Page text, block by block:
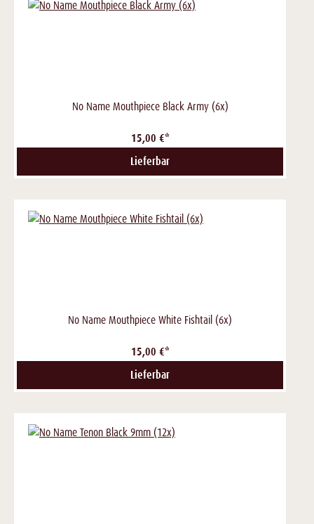
No Name Mouthpiece Black Army (6x)
15,00 €*
Lieferbar
No Name Mouthpiece White Fishtail (6x)
15,00 €*
Lieferbar